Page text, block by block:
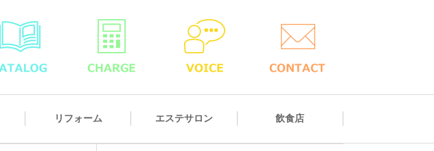
リフォーム エステサロン 飲食店